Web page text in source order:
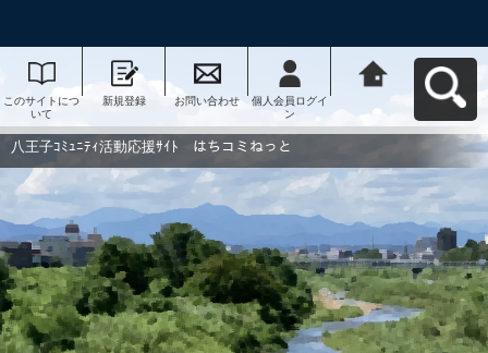
このサイトにつ
いて
新規登録 お問い合わせ
個人会員ログイ
ン
動応援ｻｲﾄ はち
コミねっとへ戻
八王子ｺﾐｭﾆﾃｨ活動応援ｻｲﾄ はちコミねっと